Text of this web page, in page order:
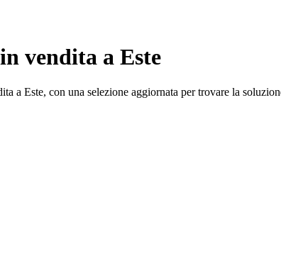
vendita a Este
a Este, con una selezione aggiornata per trovare la